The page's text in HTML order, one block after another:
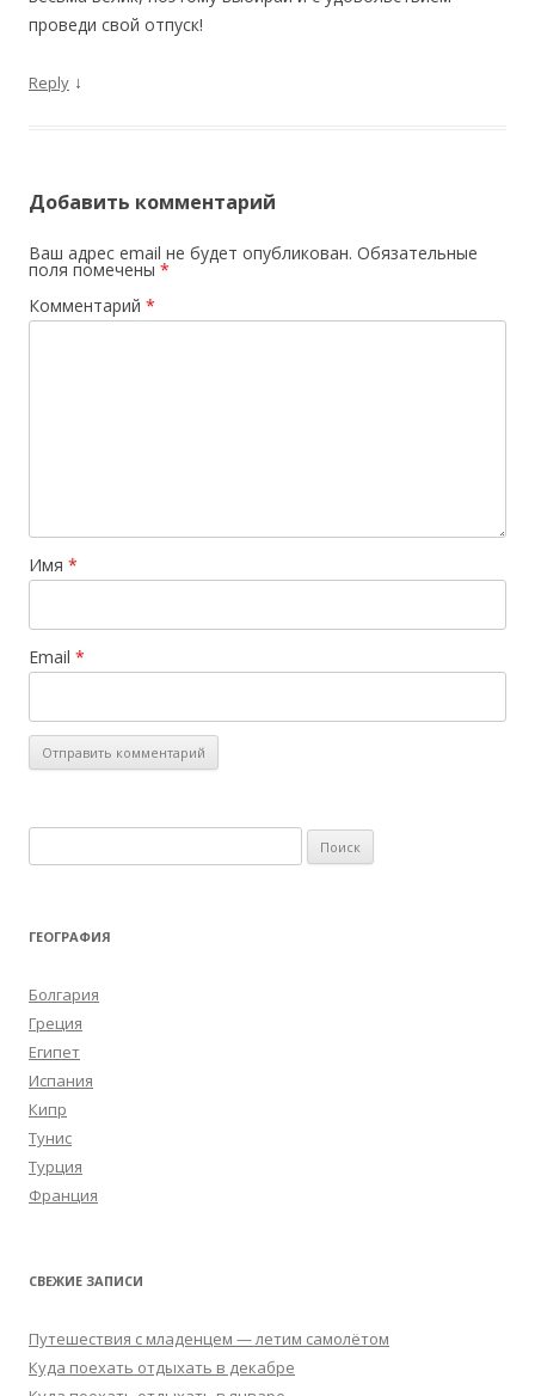
проведи свой отпуск!
Reply ↓
Добавить комментарий
Ваш адрес email не будет опубликован. Обязательные
поля помечены *
Комментарий *
Имя *
Email *
ГЕОГРАФИЯ
Болгария
Греция
Египет
Испания
Кипр
Тунис
Турция
Франция
СВЕЖИЕ ЗАПИСИ
Путешествия с младенцем — летим самолётом
Куда поехать отдыхать в декабре